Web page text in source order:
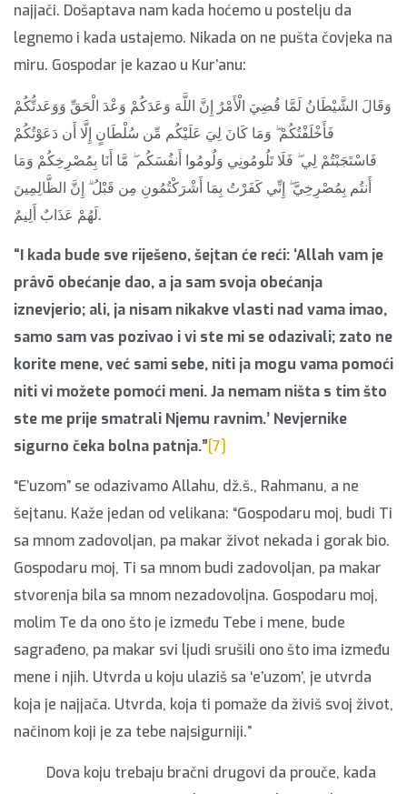
najjači. Došaptava nam kada hoćemo u postelju da
legnemo i kada ustajemo. Nikada on ne pušta čovjeka na
miru. Gospodar je kazao u Kur’anu:
وَقَالَ الشَّيْطَانُ لَمَّا قُضِيَ الْأَمْرُ إِنَّ اللَّهَ وَعَدَكُمْ وَعْدَ الْحَقِّ وَوَعَدتُّكُمْ
فَأَخْلَفْتُكُمْ ۖ وَمَا كَانَ لِيَ عَلَيْكُم مِّن سُلْطَانٍ إِلَّا أَن دَعَوْتُكُمْ
فَاسْتَجَبْتُمْ لِي ۖ فَلَا تَلُومُونِي وَلُومُوا أَنفُسَكُم ۖ مَّا أَنَا بِمُصْرِخِكُمْ وَمَا
أَنتُم بِمُصْرِخِيَّ ۖ إِنِّي كَفَرْتُ بِمَا أَشْرَكْتُمُونِ مِن قَبْلُ ۗ إِنَّ الظَّالِمِينَ
لَهُمْ عَذَابٌ أَلِيمٌ.
“I kada bude sve riješeno, šejtan će reći: ‘Allah vam je
prâvō obećanje dao, a ja sam svoja obećanja
iznevjerio; ali, ja nisam nikakve vlasti nad vama imao,
samo sam vas pozivao i vi ste mi se odazivali; zato ne
korite mene, već sami sebe, niti ja mogu vama pomoći
niti vi možete pomoći meni. Ja nemam ništa s tim što
ste me prije smatrali Njemu ravnim.’ Nevjernike
sigurno čeka bolna patnja.”[7]
“E’uzom” se odazivamo Allahu, dž.š., Rahmanu, a ne
šejtanu. Kaže jedan od velikana: “Gospodaru moj, budi Ti
sa mnom zadovoljan, pa makar život nekada i gorak bio.
Gospodaru moj, Ti sa mnom budi zadovoljan, pa makar
stvorenja bila sa mnom nezadovoljna. Gospodaru moj,
molim Te da ono što je između Tebe i mene, bude
sagrađeno, pa makar svi ljudi srušili ono što ima između
mene i njih. Utvrda u koju ulaziš sa ‘e’uzom’, je utvrda
koja je najjača. Utvrda, koja ti pomaže da živiš svoj život,
načinom koji je za tebe najsigurniji.”
Dova koju trebaju bračni drugovi da prouče, kada